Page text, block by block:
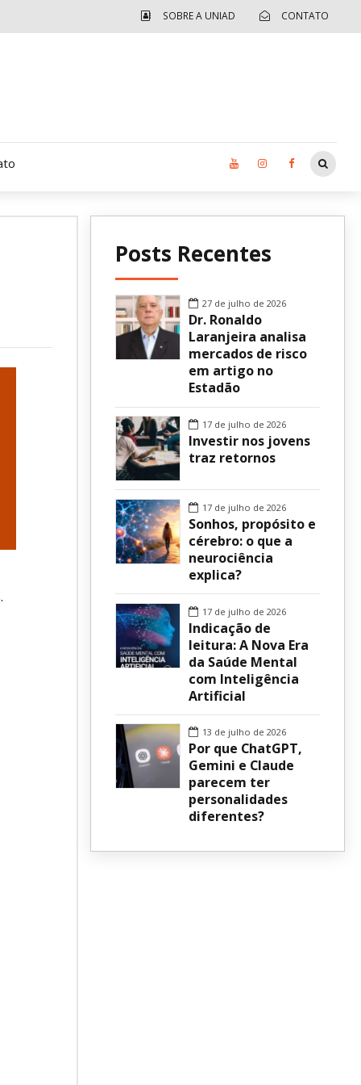
SOBRE A UNIAD CONTATO
Independência Jovem – FOLIA
Revista UNIAD
Posts Recentes
27 de julho de 2026
Dr. Ronaldo
Laranjeira analisa
mercados de risco
em artigo no
Estadão
17 de julho de 2026
Investir nos jovens
traz retornos
17 de julho de 2026
Sonhos, propósito e
cérebro: o que a
neurociência
explica?
17 de julho de 2026
Indicação de
leitura: A Nova Era
da Saúde Mental
com Inteligência
Artificial
13 de julho de 2026
Por que ChatGPT,
Gemini e Claude
parecem ter
personalidades
diferentes?